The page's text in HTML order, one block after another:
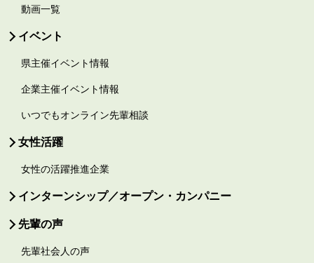
動画一覧
イベント
県主催イベント情報
企業主催イベント情報
いつでもオンライン先輩相談
女性活躍
女性の活躍推進企業
インターンシップ／オープン・カンパニー
先輩の声
先輩社会人の声